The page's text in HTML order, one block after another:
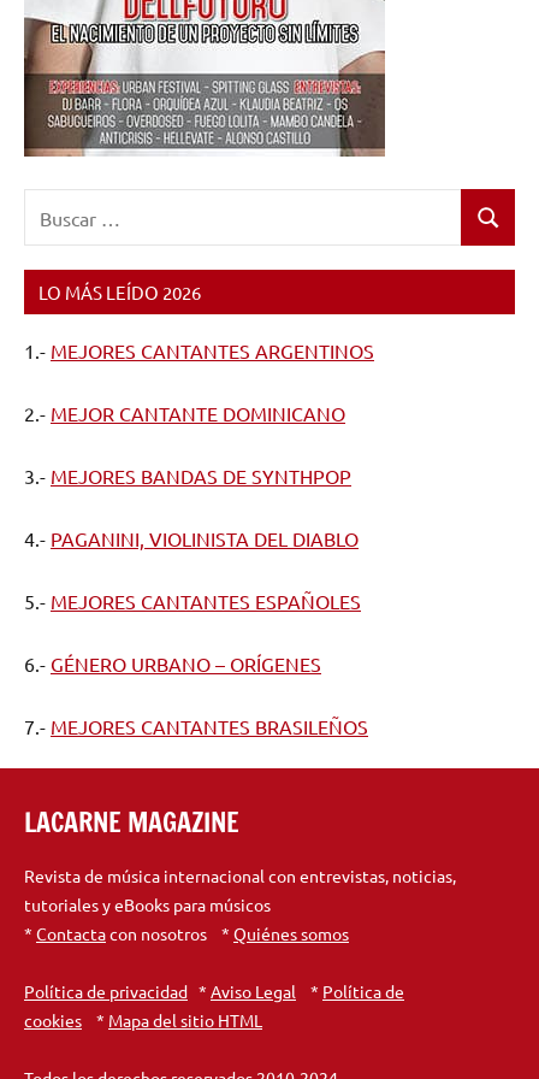
Buscar
LO MÁS LEÍDO 2026
1.- MEJORES CANTANTES ARGENTINOS
2.- MEJOR CANTANTE DOMINICANO
3.- MEJORES BANDAS DE SYNTHPOP
4.- PAGANINI, VIOLINISTA DEL DIABLO
5.- MEJORES CANTANTES ESPAÑOLES
6.- GÉNERO URBANO – ORÍGENES
7.- MEJORES CANTANTES BRASILEÑOS
LACARNE MAGAZINE
Revista de música internacional con entrevistas, noticias,
tutoriales y eBooks para músicos
* Contactacon nosotros * Quiénes somos
Política de privacidad * Aviso Legal * Política de
cookies * Mapa del sitio HTML